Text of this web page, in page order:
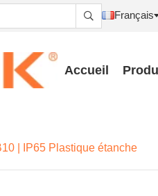
 Français
Accueil
| IP65 Plastique étanche